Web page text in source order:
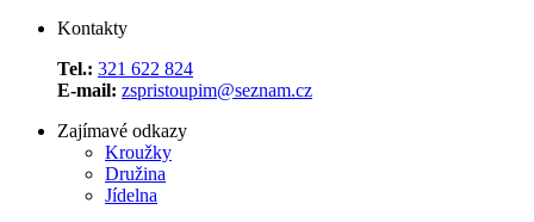
Kontakty
Tel.: 321 622 824
E-mail: zspristoupim@seznam.cz
Zajímavé odkazy
Kroužky
Družina
Jídelna